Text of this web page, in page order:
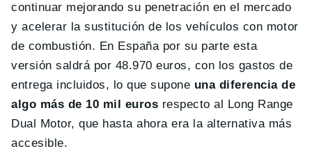
continuar mejorando su penetración en el mercado
y acelerar la sustitución de los vehículos con motor
de combustión. En España por su parte esta
versión saldrá por 48.970 euros, con los gastos de
entrega incluidos, lo que supone una diferencia de
algo más de 10 mil euros respecto al Long Range
Dual Motor, que hasta ahora era la alternativa más
accesible.